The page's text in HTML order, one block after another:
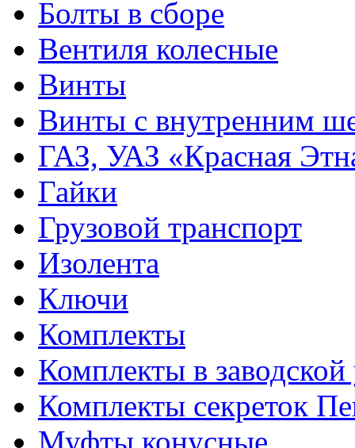
Болты в сборе
Вентиля колесные
Винты
Винты с внутренним
ГАЗ, УАЗ «Красная
Гайки
Грузовой транспорт
Изолента
Ключи
Комплекты
Комплекты в заводской
Комплекты секреток
Муфты конусные